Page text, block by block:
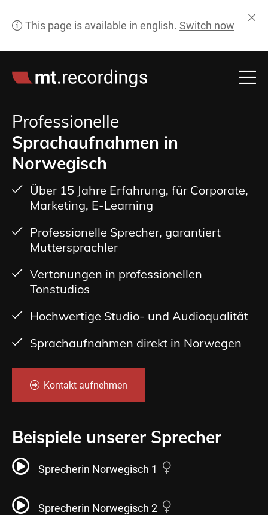
Professionelle
Sprachaufnahmen in
Norwegisch
Über 15 Jahre Erfahrung, für Corporate,
Marketing, E-Learning
Professionelle Sprecher, garantiert
Muttersprachler
Vertonungen in professionellen
Tonstudios
Hochwertige Studio- und Audioqualität
Sprachaufnahmen direkt in Norwegen
Kontakt aufnehmen
Beispiele unserer Sprecher
Sprecherin Norwegisch 1
Sprecherin Norwegisch 2